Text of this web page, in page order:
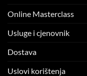
Online Masterclass
Usluge i cjenovnik
Dostava
Uslovi korištenja